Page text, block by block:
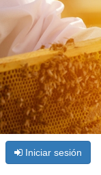
Iniciar sesión